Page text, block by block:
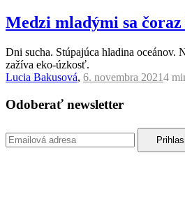
Medzi mladými sa
Dni sucha. Stúpajúca hladina
zažíva eko-úzkosť.
Lucia Bakusová, 6. novembra 20214
Odoberať newsletter